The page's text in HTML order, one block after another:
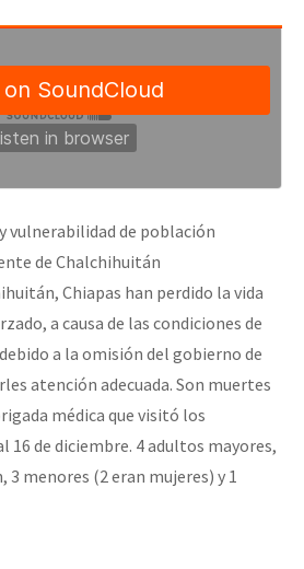
a Humanidade”
globales por la libertad de Jesús
Virá” se publica no Estado Espanhol
saiba! Nossas lutas pela
el CNI: 30 años de Resistencia y
vulnerabilidad de población
de Chalchihuitán
Chiapas han perdido la vida
a causa de las condiciones de
a la omisión del gobierno de
atención adecuada. Son muertes
médica que visitó los
16 de diciembre. 4 adultos mayores,
3 menores (2 eran mujeres) y 1